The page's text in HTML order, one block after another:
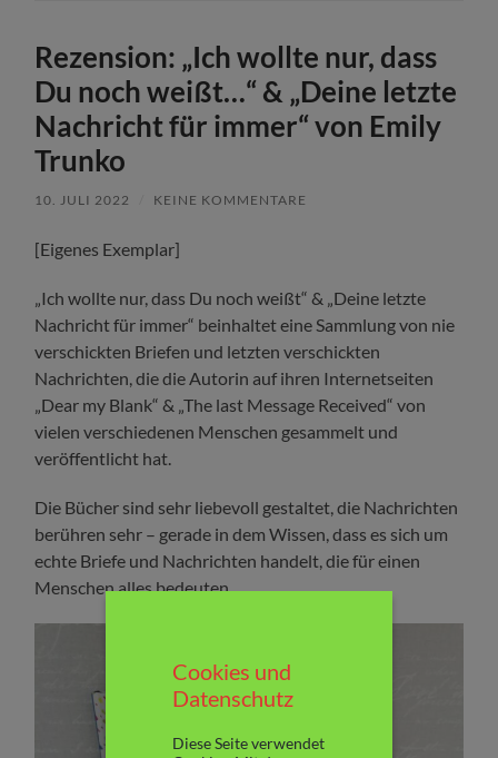
Rezension: „Ich wollte nur, dass
Du noch weißt…“ & „Deine letzte
Nachricht für immer“ von Emily
Trunko
10. JULI 2022 KEINE KOMMENTARE
[Eigenes Exemplar]
„Ich wollte nur, dass Du noch weißt“ & „Deine letzte
Nachricht für immer“ beinhaltet eine Sammlung von nie
verschickten Briefen und letzten verschickten
Nachrichten, die die Autorin auf ihren Internetseiten
„Dear my Blank“ & „The last Message Received“ von
vielen verschiedenen Menschen gesammelt und
veröffentlicht hat.
Die Bücher sind sehr liebevoll gestaltet, die Nachrichten
berühren sehr – gerade in dem Wissen, dass es sich um
echte Briefe und Nachrichten handelt, die für einen
Menschen alles bedeuten.
Cookies und
Datenschutz
Diese Seite verwendet